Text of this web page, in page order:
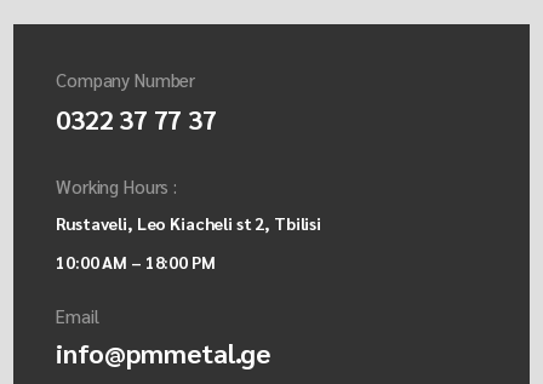
Company Number
0322 37 77 37
Working Hours :
Rustaveli, Leo Kiacheli st 2, Tbilisi
10:00 AM – 18:00 PM
Email
info@pmmetal.ge